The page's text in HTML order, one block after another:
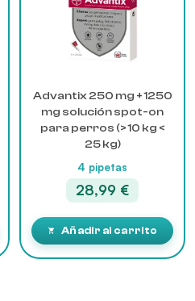
€.
Advantix 250 mg + 1250
mg solución spot-on
para perros (> 10 kg <
25 kg)
4 pipetas
28,99 €
Añadir al carrito